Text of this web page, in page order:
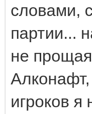
словами,
партии...
не
игроков